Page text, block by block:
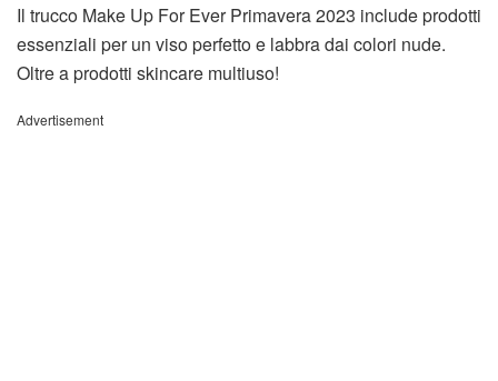
Il trucco Make Up For Ever Primavera 2023 include prodotti
essenziali per un viso perfetto e labbra dai colori nude.
Oltre a prodotti skincare multiuso!
Advertisement